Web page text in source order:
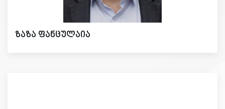
ზაზა ფანცულაია